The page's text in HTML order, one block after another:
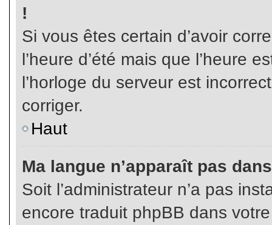
!
Si vous êtes certain d’avoir
l’heure d’été mais que l’heure
l’horloge du serveur est
corriger.
Haut
Ma langue n’apparaît pas
Soit l’administrateur n’a pas
encore traduit phpBB dans